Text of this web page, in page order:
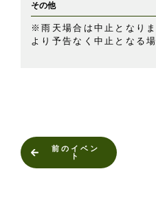
その他
※雨天場合は中止となり
より予告なく中止となる
前のイベン
ト